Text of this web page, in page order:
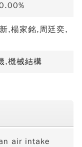
,楊家銘,周廷奕,
,機械結構
air intake